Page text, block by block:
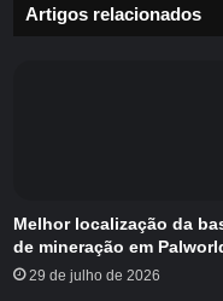
para cultivar
Artigos relacionados
Melhor localização da
de mineração em
29 de julho de 2026